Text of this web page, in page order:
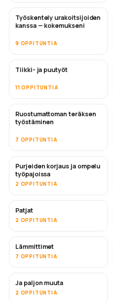
PIAN
Työskentely urakoitsijoiden
kanssa — kokemukseni
9 OPPITUNTIA
Tiikki- ja puutyöt
11 OPPITUNTIA
PIAN
Ruostumattoman teräksen
työstäminen
7 OPPITUNTIA
PIAN
Purjeiden korjaus ja ompelu
työpajoissa
2 OPPITUNTIA
Patjat
2 OPPITUNTIA
PIAN
Lämmittimet
7 OPPITUNTIA
PIAN
Ja paljon muuta
2 OPPITUNTIA